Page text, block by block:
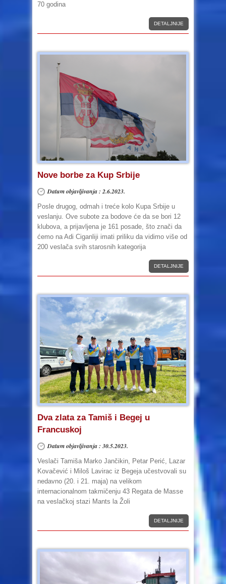
70 godina
DETALJNIJE
Nove borbe za Kup Srbije
Datum objavljivanja : 2.6.2023.
Posle drugog, odmah i treće kolo Kupa Srbije u
veslanju. Ove subote za bodove će da se bori 12
klubova, a prijavljena je 161 posade, što znači da
ćemo na Adi Ciganliji imati priliku da vidimo više od
200 veslača svih starosnih kategorija
DETALJNIJE
Dva zlata za Tamiš i Begej u
Francuskoj
Datum objavljivanja : 30.5.2023.
Veslači Tamiša Marko Jančikin, Petar Perić, Lazar
Kovačević i Miloš Lavirac iz Begeja učestvovali su
nedavno (20. i 21. maja) na velikom
internacionalnom takmičenju 43 Regata de Masse
na veslačkoj stazi Mants la Žoli
DETALJNIJE